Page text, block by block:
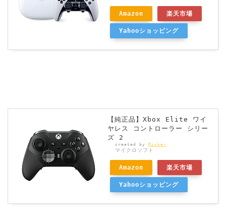
Amazon 楽天市場
Yahooショッピング
【純正品】Xbox Elite ワイ
ヤレス コントローラー シリー
ズ 2
created by Rinker
マイクロソフト
Amazon 楽天市場
Yahooショッピング